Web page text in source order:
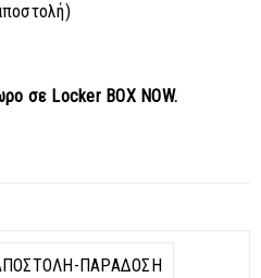
σε Locker BOX NOW.
ΠΑΡΆΔΟΣΗ